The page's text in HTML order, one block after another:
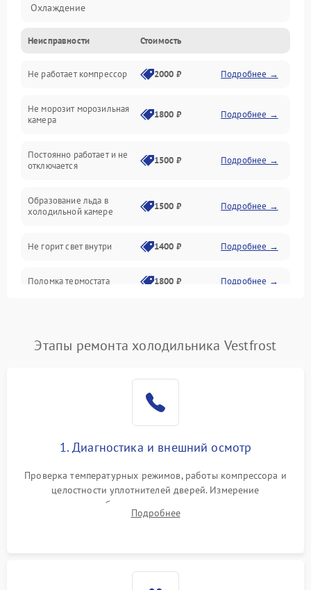
Охлаждение
Механика
Электропитание
Дренаж
Неисправности Стоимость
Не работает компрессор 2000 ₽ Подробнее →
Не морозит морозильная
камера
1800 ₽ Подробнее →
Постоянно работает и не
отключается
1500 ₽ Подробнее →
Образование льда в
холодильной камере
1500 ₽ Подробнее →
Не горит свет внутри 1400 ₽ Подробнее →
Поломка термостата 1800 ₽ Подробнее →
Поломка системы No Frost 2600 ₽ Подробнее →
работе
2000 ₽ Подробнее →
1000 ₽
1800 ₽
Этапы ремонта холодильника Vestfrost
1. Диагностика и внешний осмотр
Проверка температурных режимов, работы компрессора и
целостности уплотнителей дверей. Измерение
сопротивления обмоток мотора, проверка термостата и
считывание кодов ошибок с электронного дисплея.
Подробнее